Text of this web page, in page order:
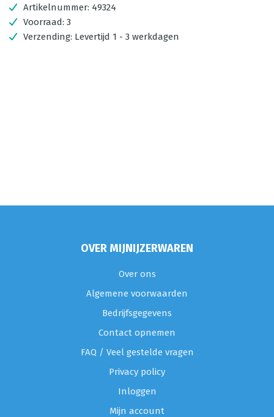
Artikelnummer: 49324
Voorraad: 3
Verzending: Levertijd 1 - 3 werkdagen
OVER MIJNIJZERWAREN
Over ons
Algemene voorwaarden
Bedrijfsgegevens
Contact opnemen
FAQ / Veel gestelde vragen
Privacy policy
Inloggen
Mijn account